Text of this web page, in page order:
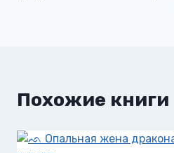
Похожие книги